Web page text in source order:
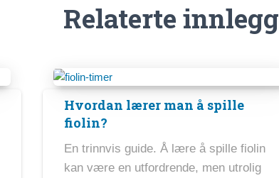
Relaterte innlegg
Hvordan lærer man å spille
fiolin?
En trinnvis guide. Å lære å spille fiolin
kan være en utfordrende, men utrolig